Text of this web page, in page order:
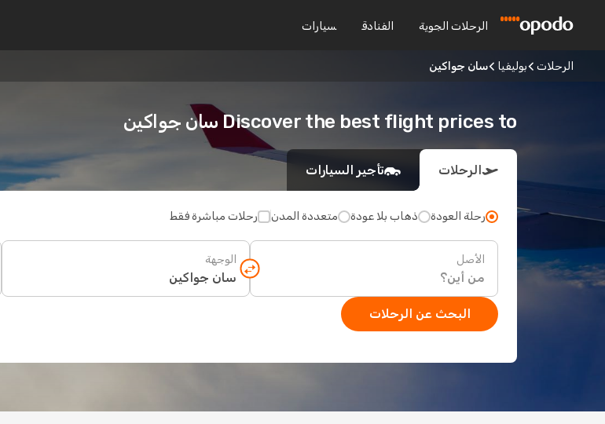
الرحلات الجوية الفنادق سيارات
الرحلات بوليفيا سان جواكين
Discover the best flight prices to سان جواكين
الرحلات تأجير السيارات
رحلة العودة ذهاب بلا عودة متعددة المدن رحلات مباشرة فقط
الأصل الوجهة
البحث عن الرحلات